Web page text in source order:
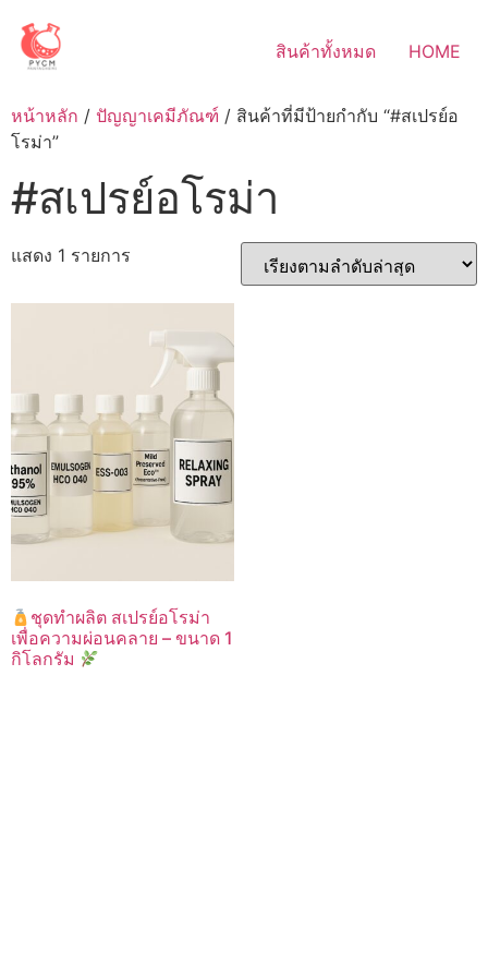
content
สินค้าทั้งหมด HOME
หน้าหลัก / ปัญญาเคมีภัณฑ์ / สินค้าที่มีป้ายกำกับ “#สเปรย์อ
โรม่า”
#สเปรย์อโรม่า
แสดง 1 รายการ
ชุดทำผลิต สเปรย์อโรม่า
เพื่อความผ่อนคลาย – ขนาด 1
กิโลกรัม